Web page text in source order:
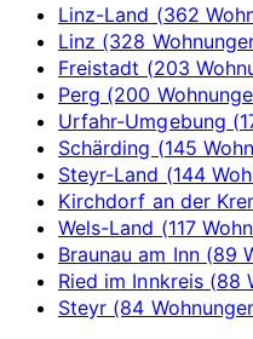
Linz-Land (362
Linz (328
Freistadt (203
Perg (200
Urfahr-Umgebung
Schärding (145
Steyr-Land (144
Kirchdorf an der
Wels-Land (117
Braunau am Inn (89
Ried im Innkreis (88
Steyr (84